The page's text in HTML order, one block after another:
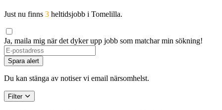
Just nu finns 3 heltidsjobb i Tomelilla.
Ja, maila mig när det dyker upp jobb som matchar min sökning!
Spara alert
Du kan stänga av notiser vi email närsomhelst.
Filter